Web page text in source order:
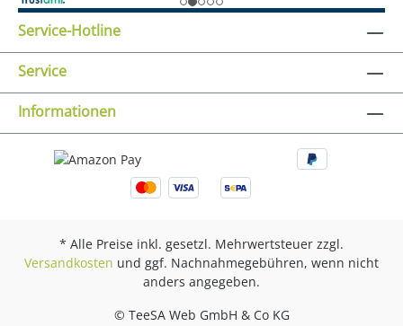
Service-Hotline
Service
Informationen
* Alle Preise inkl. gesetzl. Mehrwertsteuer zzgl.
Versandkosten und ggf. Nachnahmegebühren, wenn nicht
anders angegeben.
© TeeSA Web GmbH & Co KG